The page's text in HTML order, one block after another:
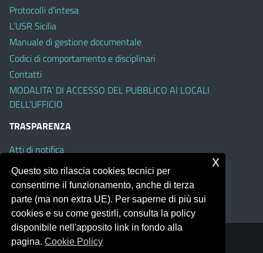
Protocolli d’intesa
L’USR Sicilia
Manuale di gestione documentale
Codici di comportamento e disciplinari
Contatti
MODALITA’ DI ACCESSO DEL PUBBLICO AI LOCALI
DELL’UFFICIO
TRASPARENZA
Atti di notifica
Albo on line
Amministrazione Trasparente
Obiettivi di Accessibilità
Portale realizzato con la piattaforma
Questo sito rilascia cookies tecnici per
consentirne il funzionamento, anche di terza
parte (ma non extra UE). Per saperne di più sui
cookies e su come gestirli, consulta la policy
disponibile nell'apposito link in fondo alla
pagina.Cookie Policy
x